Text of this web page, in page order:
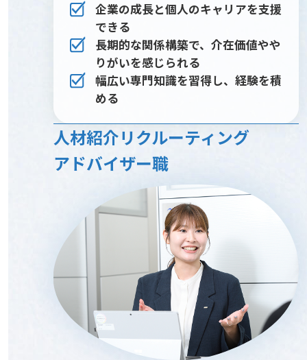
企業の成長と個人のキャリアを支援
できる
長期的な関係構築で、介在価値やや
りがいを感じられる
幅広い専門知識を習得し、経験を積
める
人材紹介リクルーティング
アドバイザー職